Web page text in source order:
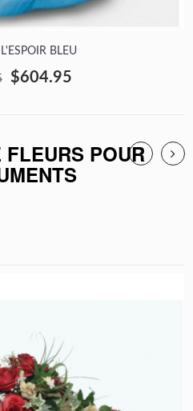
BLEU
$604.95
FLEURS POUR